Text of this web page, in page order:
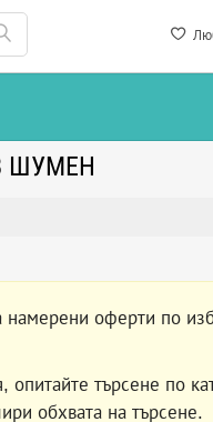
ШУМЕН
намерени оферти по
опитайте търсене по
обхвата на търсене.